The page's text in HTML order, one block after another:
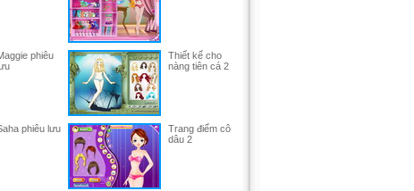
phiêu
Thiết kế cho
nàng tiên cá 2
phiêu lưu
Trang điểm cô
dâu 2